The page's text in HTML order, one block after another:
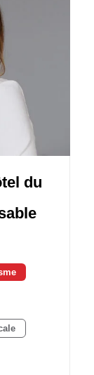
du